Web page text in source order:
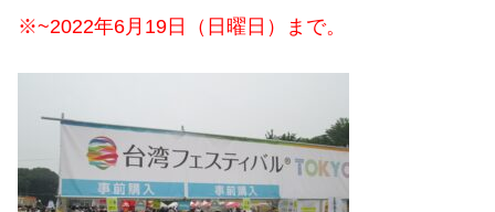
※~2022年6月19日（日曜日）まで。